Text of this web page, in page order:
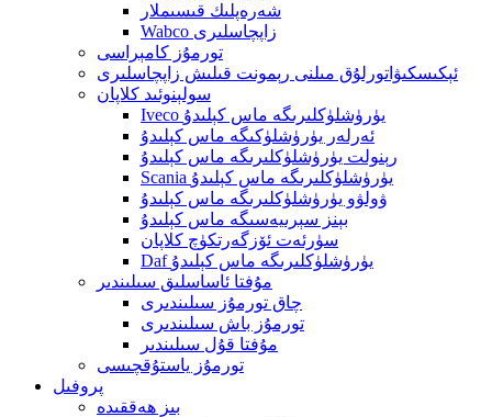
شەرەپلىك قىسىملار
Wabco زاپچاسلىرى
تورمۇز كامېراسى
ئېكىسكىۋاتورلۇق مىلنى رېمونت قىلىش زاپچاسلىرى
سولېنوئىد كلاپان
Iveco يۈرۈشلۈكلىرىگە ماس كېلىدۇ
ئەرلەر يۈرۈشلۈكىگە ماس كېلىدۇ
رېنولت يۈرۈشلۈكلىرىگە ماس كېلىدۇ
Scania يۈرۈشلۈكلىرىگە ماس كېلىدۇ
ۋولۋو يۈرۈشلۈكلىرىگە ماس كېلىدۇ
بېنز سېرىيەسىگە ماس كېلىدۇ
سۈرئەت ئۆزگەرتكۈچ كلاپان
Daf يۈرۈشلۈكلىرىگە ماس كېلىدۇ
مۇفتا ئاساسلىق سىلىندىر
چاق تورمۇز سىلىندىرى
تورمۇز باش سىلىندىرى
مۇفتا قۇل سىلىندىر
تورمۇز ياستۇقچىسى
پروفىل
بىز ھەققىدە